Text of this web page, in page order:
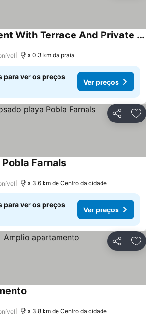
Beach Apartment With Terrace And Private Barbecue
a 0.3 km da praia
para ver os preços
Ver preços
Partilhar
Farnals
a 3.6 km de Centro da cidade
para ver os preços
Ver preços
Partilhar
a 3.8 km de Centro da cidade